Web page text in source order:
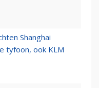
Shanghai
tyfoon, ook KLM